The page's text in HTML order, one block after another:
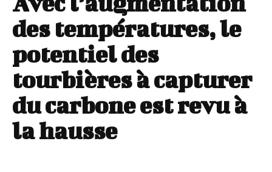
des températures, le
potentiel des
tourbières à capturer
du carbone est revu à
la hausse